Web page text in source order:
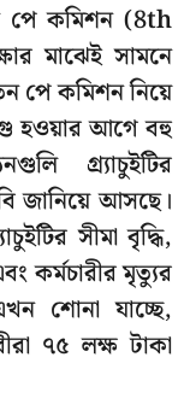
পে কমিশন (8th
মাঝেই সামনে
পে কমিশন নিয়ে
হওয়ার আগে বহু
গ্র্যাচুইটির
জানিয়ে আসছে।
সীমা বৃদ্ধি,
কর্মচারীর মৃত্যুর
শোনা যাচ্ছে,
৭৫ লক্ষ টাকা